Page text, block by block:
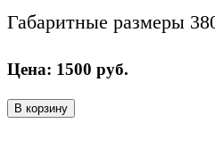
Габаритные размеры
Цена: 1500 руб.
В корзину